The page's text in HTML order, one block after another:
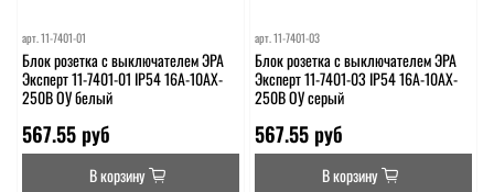
арт.11-7401-01
Блок розетка с выключателем ЭРА
Эксперт 11-7401-01 IP54 16A-10AX-
250В ОУ белый
567.55 руб
В корзину
арт.11-7401-03
Блок розетка с выключателем ЭРА
Эксперт 11-7401-03 IP54 16A-10AX-
250В ОУ серый
567.55 руб
В корзину